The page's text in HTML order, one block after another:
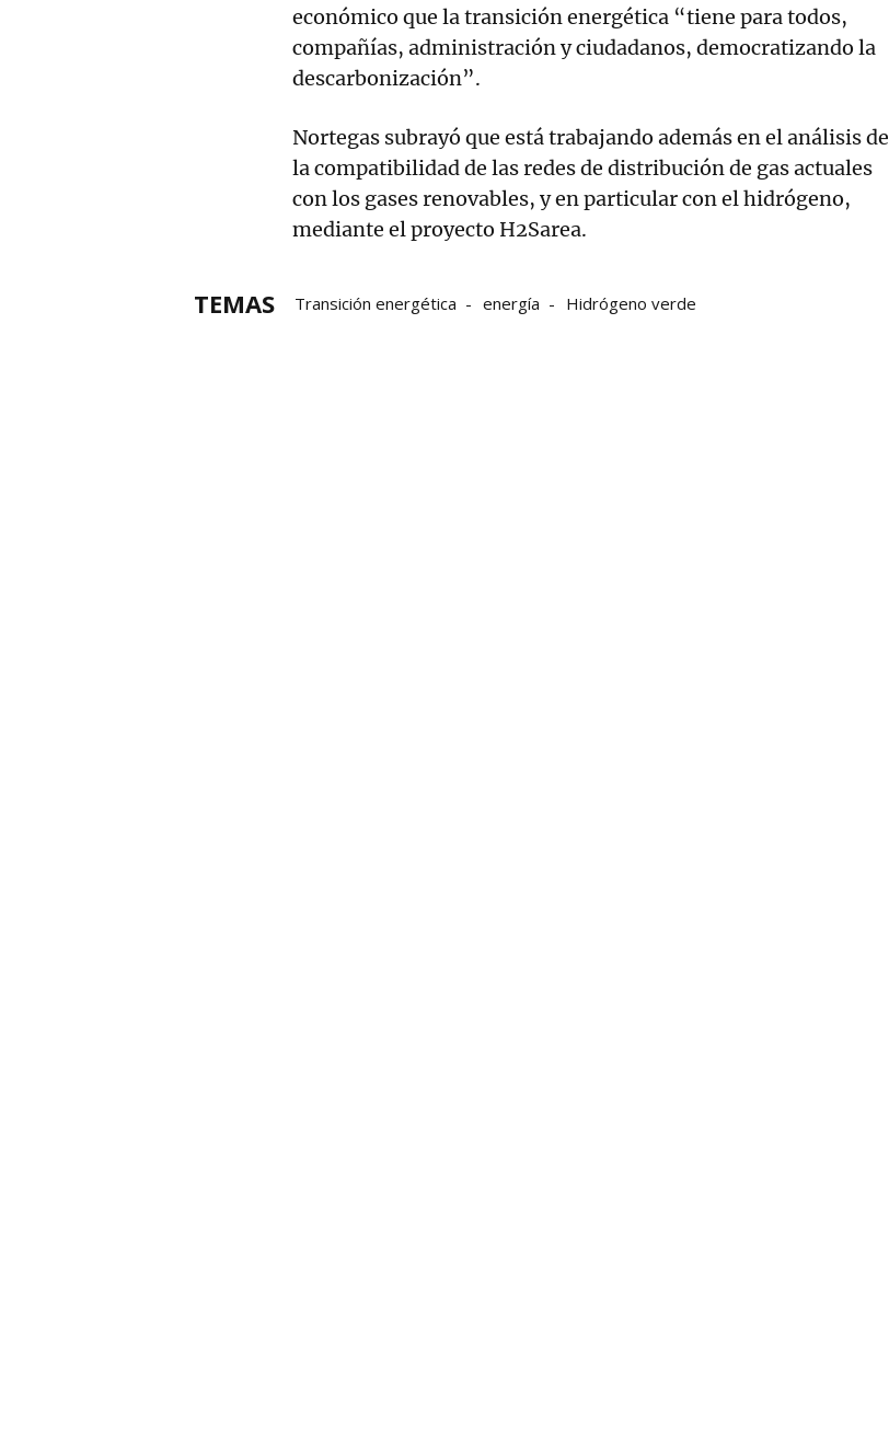
económico que la transición energética “tiene para todos,
compañías, administración y ciudadanos, democratizando la
descarbonización”.
Nortegas subrayó que está trabajando además en el análisis de
la compatibilidad de las redes de distribución de gas actuales
con los gases renovables, y en particular con el hidrógeno,
mediante el proyecto H2Sarea.
TEMAS Transición energética energía Hidrógeno verde